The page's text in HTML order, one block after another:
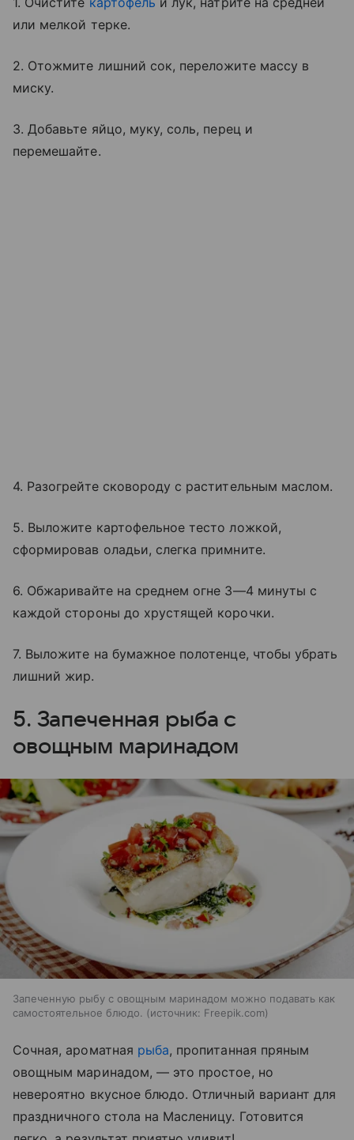
или мелкой терке.
2. Отожмите лишний сок, переложите массу в
миску.
3. Добавьте яйцо, муку, соль, перец и
перемешайте.
4. Разогрейте сковороду с растительным маслом.
5. Выложите картофельное тесто ложкой,
сформировав оладьи, слегка примните.
6. Обжаривайте на среднем огне 3—4 минуты с
каждой стороны до хрустящей корочки.
7. Выложите на бумажное полотенце, чтобы убрать
лишний жир.
5. Запеченная рыба с
овощным маринадом
Запеченную рыбу с овощным маринадом можно подавать как
самостоятельное блюдо.
источник: Freepik.com
Сочная, ароматная рыба, пропитанная пряным
овощным маринадом, — это простое, но
невероятно вкусное блюдо. Отличный вариант для
праздничного стола на Масленицу. Готовится